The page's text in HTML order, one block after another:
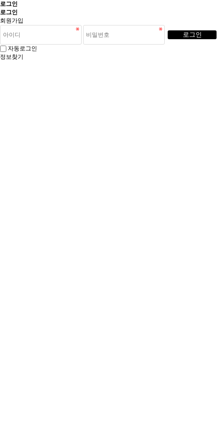
로그인
로그인
회원가입
로그인
자동로그인
정보찾기